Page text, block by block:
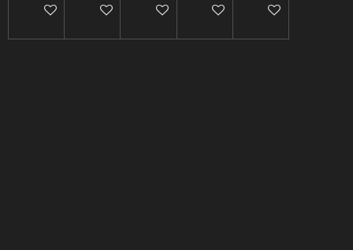
Ajouter au panierAjouter au panierAjouter au panierAjouter au panierM'avertir si